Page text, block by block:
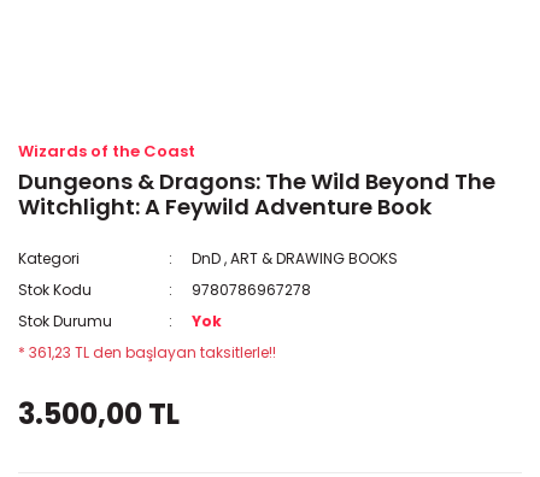
Wizards of the Coast
Dungeons & Dragons: The Wild Beyond The
Witchlight: A Feywild Adventure Book
Kategori DnD,ART & DRAWING BOOKS
Stok Kodu
9780786967278
Stok Durumu
Yok
* 361,23 TL den başlayan taksitlerle!!
3.500,00 TL